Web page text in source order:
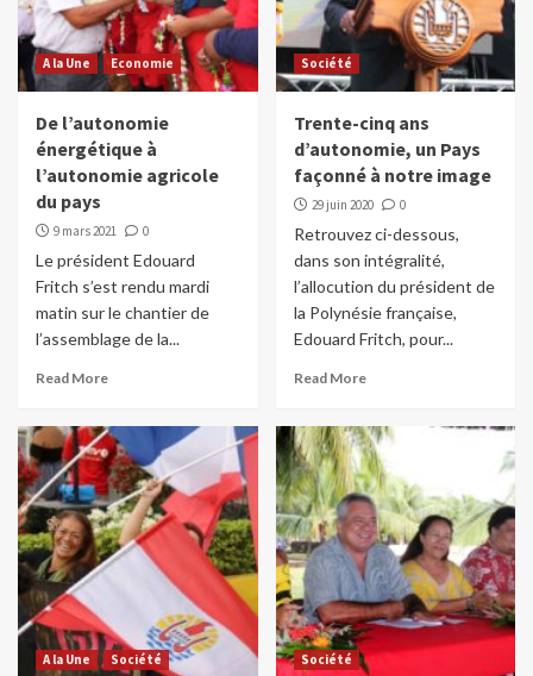
A la Une Economie
De l’autonomie
énergétique à
l’autonomie agricole
du pays
9 mars 2021 0
Le président Edouard
Fritch s’est rendu mardi
matin sur le chantier de
l’assemblage de la...
Read More
Société
Trente-cinq ans
d’autonomie, un Pays
façonné à notre image
29 juin 2020 0
Retrouvez ci-dessous,
dans son intégralité,
l’allocution du président de
la Polynésie française,
Edouard Fritch, pour...
Read More
A la Une Société Société